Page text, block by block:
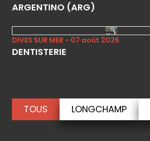
ARGENTINO (ARG)
DIVES SUR MER - 07 août 2026
DENTISTERIE
TOUS LONGCHAMP